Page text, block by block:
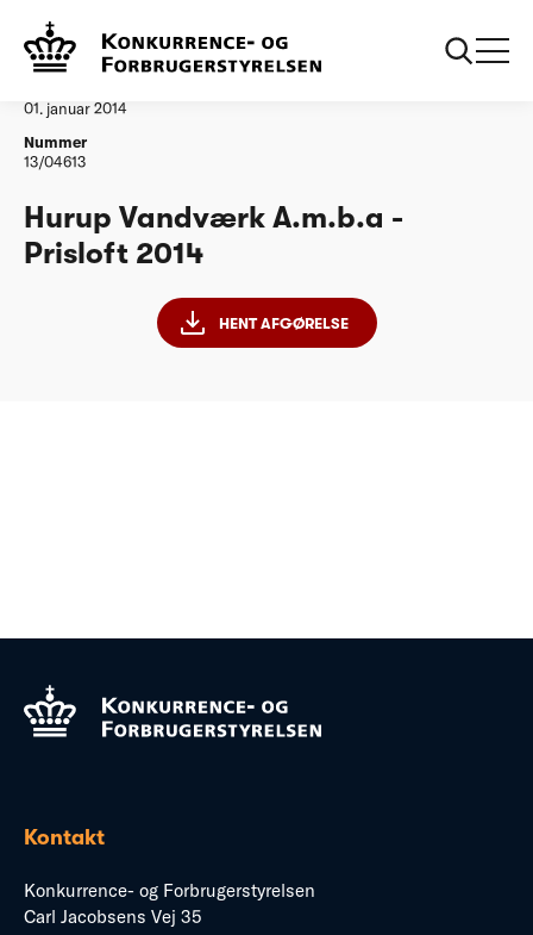
Vandtilsyn
01. januar 2014
Nummer
13/04613
Hurup Vandværk A.m.b.a -
Prisloft 2014
HENT AFGØRELSE
Kontakt
Konkurrence- og Forbrugerstyrelsen
Carl Jacobsens Vej 35